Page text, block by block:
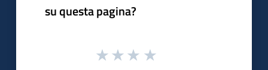
su questa pagina?